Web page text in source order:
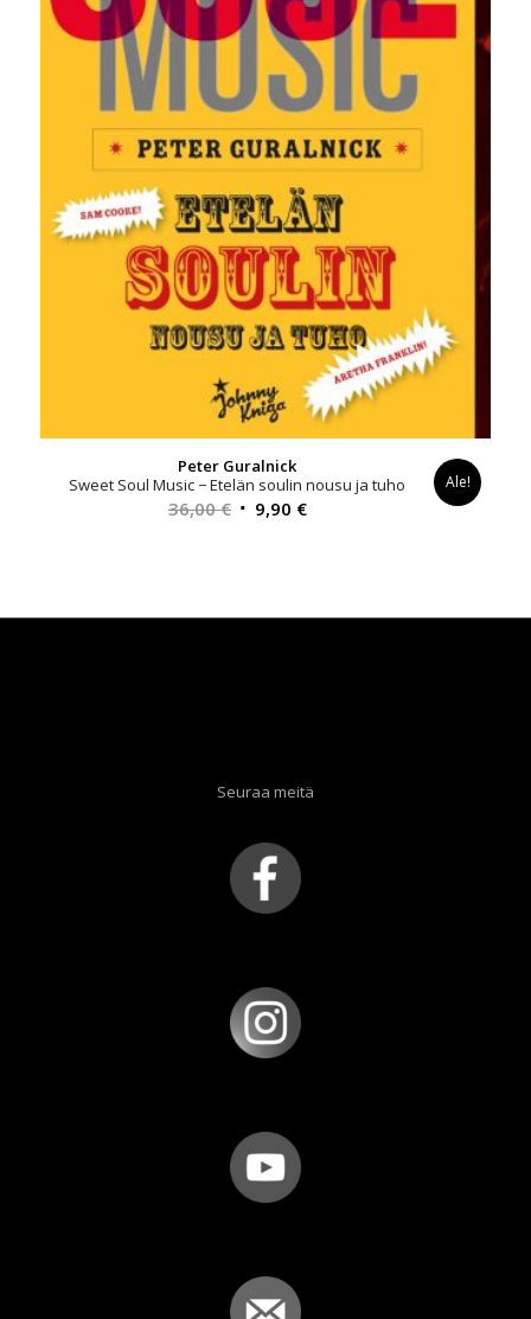
Peter Guralnick
Sweet Soul Music − Etelän soulin nousu ja tuho
36,00€ Alkuperäinen
9,90 €Nykyinen
Ale!
Seuraa meitä